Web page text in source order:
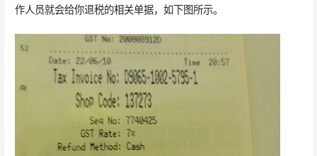
作人员就会给你退税的相关单据，如下图所示。